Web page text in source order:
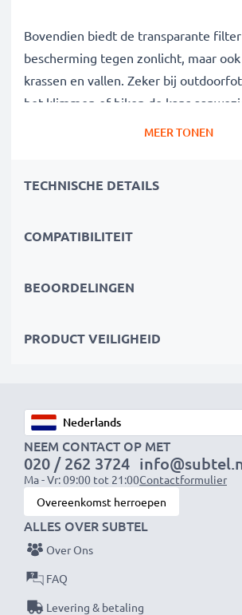
Bovendien biedt de transparante
bescherming tegen zonlicht, maar
krassen en vallen. Zeker bij
het klimmen of hiken de kans
gebeurt, deze filter voorkomt enrstige
✔ Blokkeerfilter voor doeltreffende
✔ Verwijdert onscherpte, blauwzweem
✔ Scherpere en meer briljante beelden
✔ Maximale lichtdoorlaatbaarheid -
van de belichtingstijd
✔ Geen storende reflecties -
coating
Effectieve bescherming van de lens
✔ Beschermingsfilter / beschermend
✔ Voorkomt dat schokken, vallen,
steenslag de voorste lens beschadigen
MEER TONEN
TECHNISCHE DETAILS
COMPATIBILITEIT
BEOORDELINGEN
PRODUCT VEILIGHEID
NEEM CONTACT OP MET
020 / 262 3724
Ma - Vr: 09:00 tot 21:00Contactformulier
Overeenkomst herroepen
ALLES OVER SUBTEL
Over Ons
FAQ
Levering & betaling